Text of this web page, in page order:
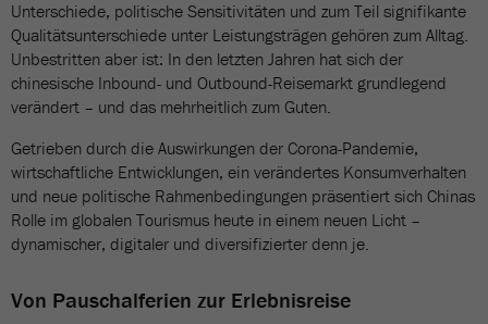
Unterschiede, politische Sensitivitäten und zum Teil signifikante
Qualitätsunterschiede unter Leistungsträgen gehören zum Alltag.
Unbestritten aber ist: In den letzten Jahren hat sich der
chinesische Inbound- und Outbound-Reisemarkt grundlegend
verändert – und das mehrheitlich zum Guten.
Getrieben durch die Auswirkungen der Corona-Pandemie,
wirtschaftliche Entwicklungen, ein verändertes Konsumverhalten
und neue politische Rahmenbedingungen präsentiert sich Chinas
Rolle im globalen Tourismus heute in einem neuen Licht –
dynamischer, digitaler und diversifizierter denn je.
Von Pauschalferien zur Erlebnisreise